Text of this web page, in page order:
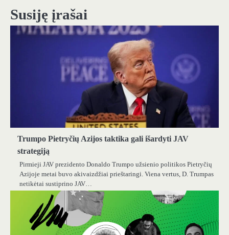
Susiję įrašai
Trumpo Pietryčių Azijos taktika gali išardyti JAV
strategiją
Pirmieji JAV prezidento Donaldo Trumpo užsienio politikos Pietryčių
Azijoje metai buvo akivaizdžiai prieštaringi. Viena vertus, D. Trumpas
netikėtai sustiprino JAV…